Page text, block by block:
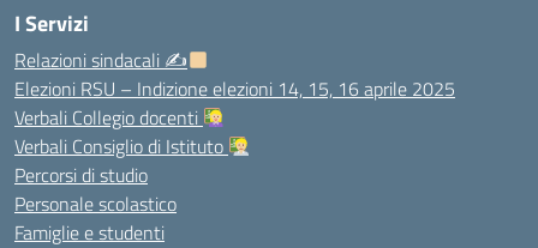
I Servizi
Relazioni sindacali ✍
Elezioni RSU – Indizione elezioni 14, 15, 16 aprile 2025
Verbali Collegio docenti
Verbali Consiglio di Istituto
Percorsi di studio
Personale scolastico
Famiglie e studenti